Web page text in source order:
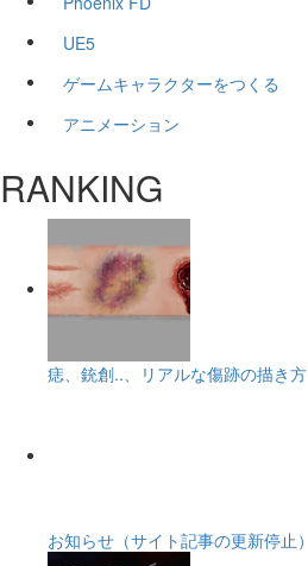
UE5
ゲームキャラクターをつくる
アニメーション
RANKING
痣、銃創..、リアルな傷跡の描き方
お知らせ（サイト記事の更新停止）